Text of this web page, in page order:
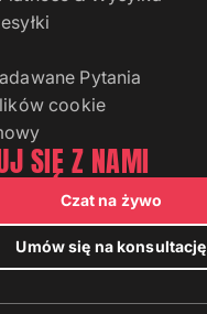
Pytania
cookie
SIĘ Z NAMI
Czat na żywo
Umów się na konsultację